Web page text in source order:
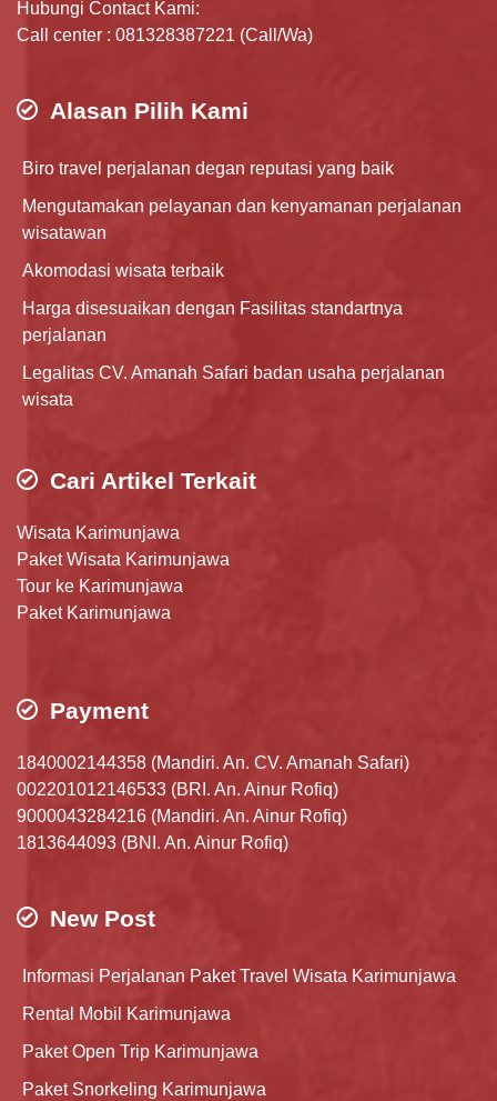
Hubungi Contact Kami:
Call center : 081328387221 (Call/Wa)
Alasan Pilih Kami
Biro travel perjalanan degan reputasi yang baik
Mengutamakan pelayanan dan kenyamanan perjalanan
wisatawan
Akomodasi wisata terbaik
Harga disesuaikan dengan Fasilitas standartnya
perjalanan
Legalitas CV. Amanah Safari badan usaha perjalanan
wisata
Cari Artikel Terkait
Wisata Karimunjawa
Paket Wisata Karimunjawa
Tour ke Karimunjawa
Paket Karimunjawa
Payment
1840002144358 (Mandiri. An. CV. Amanah Safari)
002201012146533 (BRI. An. Ainur Rofiq)
9000043284216 (Mandiri. An. Ainur Rofiq)
1813644093 (BNI. An. Ainur Rofiq)
New Post
Informasi Perjalanan Paket Travel Wisata Karimunjawa
Rental Mobil Karimunjawa
Paket Open Trip Karimunjawa
Paket Snorkeling Karimunjawa